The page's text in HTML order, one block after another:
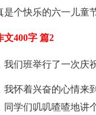
是个快乐的六一儿童
文400字 篇2
我们班举行了一次庆
我怀着兴奋的心情来
同学们叽叽喳喳地讲